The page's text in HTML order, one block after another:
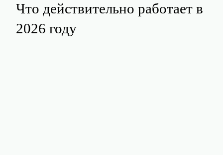
Что действительно работает в
2026 году